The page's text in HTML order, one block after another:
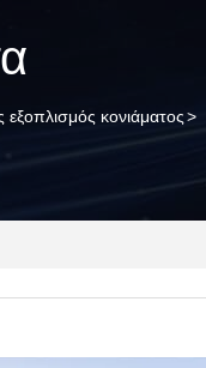
εξοπλισμός κονιάματος>